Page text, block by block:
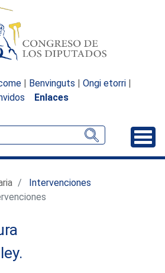
| Benvinguts | Ongi etorri |
Enlaces
Intervenciones